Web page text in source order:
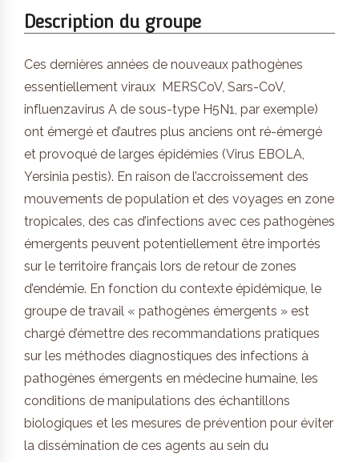
Description du groupe
Ces dernières années de nouveaux pathogènes
essentiellement viraux MERSCoV, Sars-CoV,
influenzavirus A de sous-type H5N1, par exemple)
ont émergé et d’autres plus anciens ont ré-émergé
et provoqué de larges épidémies (Virus EBOLA,
Yersinia pestis). En raison de l’accroissement des
mouvements de population et des voyages en zone
tropicales, des cas d’infections avec ces pathogènes
émergents peuvent potentiellement être importés
sur le territoire français lors de retour de zones
d’endémie. En fonction du contexte épidémique, le
groupe de travail « pathogènes émergents » est
chargé d’émettre des recommandations pratiques
sur les méthodes diagnostiques des infections à
pathogènes émergents en médecine humaine, les
conditions de manipulations des échantillons
biologiques et les mesures de prévention pour éviter
la dissémination de ces agents au sein du